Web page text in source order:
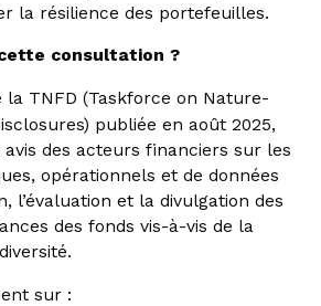
la résilience des portefeuilles.
consultation ?
la TNFD (Taskforce on Nature-
publiée en août 2025,
des acteurs financiers sur les
opérationnels et de données
l’évaluation et la divulgation des
des fonds vis-à-vis de la
sur :